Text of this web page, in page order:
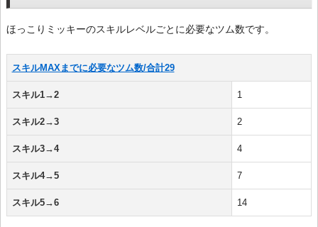
ほっこりミッキーのスキルレベルごとに必要なツム数です。
スキルMAXまでに必要なツム数/合計29
スキル1→2 1
スキル2→3 2
スキル3→4 4
スキル4→5 7
スキル5→6 14